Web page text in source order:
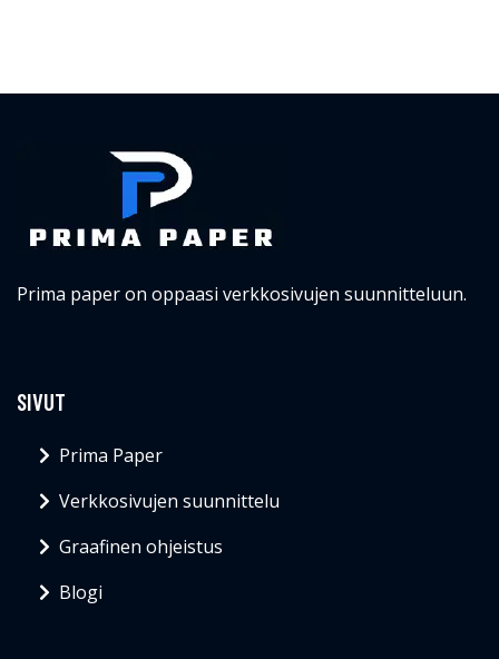
Prima paper on oppaasi verkkosivujen suunnitteluun.
SIVUT
Prima Paper
Verkkosivujen suunnittelu
Graafinen ohjeistus
Blogi